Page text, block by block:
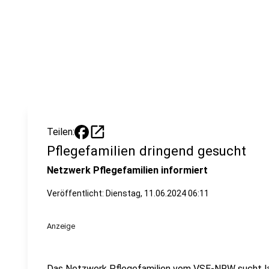
Teilen: open_in_new
Pflegefamilien dringend gesucht
Netzwerk Pflegefamilien informiert
Veröffentlicht: Dienstag, 11.06.2024 06:11
Anzeige